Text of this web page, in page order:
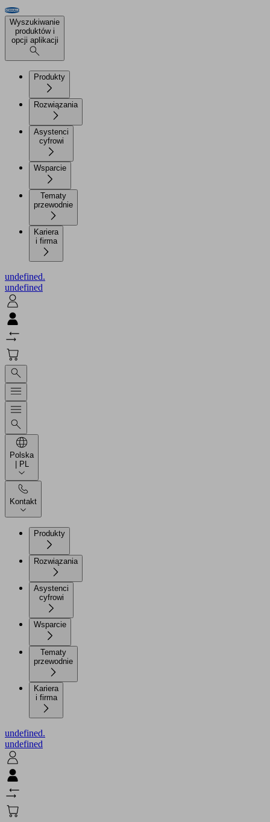
Wyszukiwanie
produktów i
opcji aplikacji
Produkty
Rozwiązania
Asystenci
Wsparcie
Tematy
przewodnie
Kariera
i firma
undefined.
undefined
Polska
| PL
Kontakt
Produkty
Rozwiązania
Asystenci
Wsparcie
Tematy
przewodnie
Kariera
i firma
undefined.
undefined